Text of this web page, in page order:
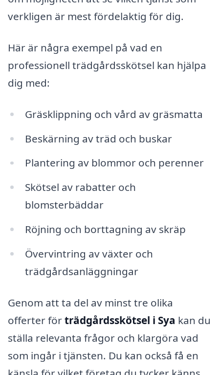
verkligen är mest fördelaktig för dig.
Här är några exempel på vad en
professionell trädgårdsskötsel kan hjälpa
dig med:
Gräsklippning och vård av gräsmatta
Beskärning av träd och buskar
Plantering av blommor och perenner
Skötsel av rabatter och
blomsterbäddar
Röjning och borttagning av skräp
Övervintring av växter och
trädgårdsanläggningar
Genom att ta del av minst tre olika
offerter förträdgårdsskötsel i Sya kan du
ställa relevanta frågor och klargöra vad
som ingår i tjänsten. Du kan också få en